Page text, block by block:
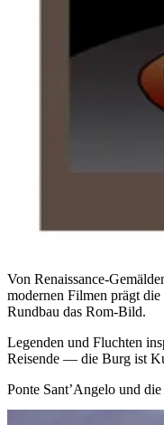
Von
modernen Filmen prägt
Rundbau das Rom‑Bild.
Legenden und Fluchten
Reisende — die Burg ist
Ponte Sant’Angelo und